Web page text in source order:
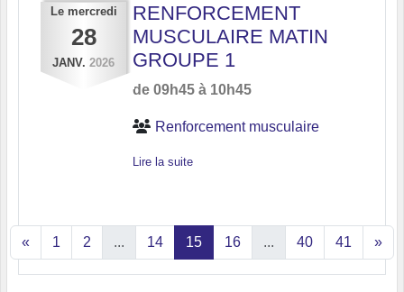
Le mercredi
28
JANV. 2026
RENFORCEMENT
MUSCULAIRE MATIN
GROUPE 1
de 09h45 à 10h45
Renforcement musculaire
Lire la suite
« 1 2 ... 14 15 16 ... 40 41 »